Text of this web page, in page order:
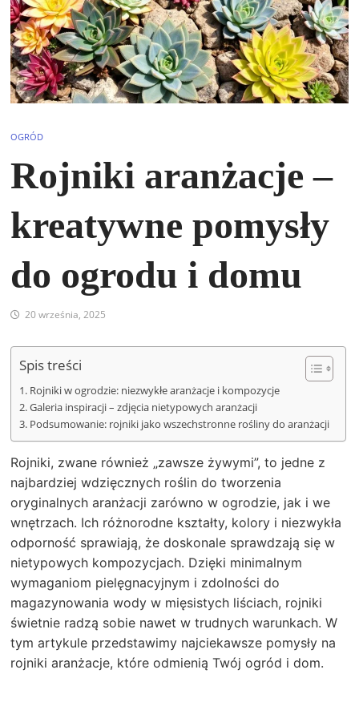
OGRÓD
Rojniki aranżacje –
kreatywne pomysły
do ogrodu i domu
20 września, 2025
Spis treści
Rojniki w ogrodzie: niezwykłe aranżacje i kompozycje
Galeria inspiracji – zdjęcia nietypowych aranżacji
Podsumowanie: rojniki jako wszechstronne rośliny do aranżacji
Rojniki, zwane również „zawsze żywymi”, to jedne z
najbardziej wdzięcznych roślin do tworzenia
oryginalnych aranżacji zarówno w ogrodzie, jak i we
wnętrzach. Ich różnorodne kształty, kolory i niezwykła
odporność sprawiają, że doskonale sprawdzają się w
nietypowych kompozycjach. Dzięki minimalnym
wymaganiom pielęgnacyjnym i zdolności do
magazynowania wody w mięsistych liściach, rojniki
świetnie radzą sobie nawet w trudnych warunkach. W
tym artykule przedstawimy najciekawsze pomysły na
rojniki aranżacje, które odmienią Twój ogród i dom.